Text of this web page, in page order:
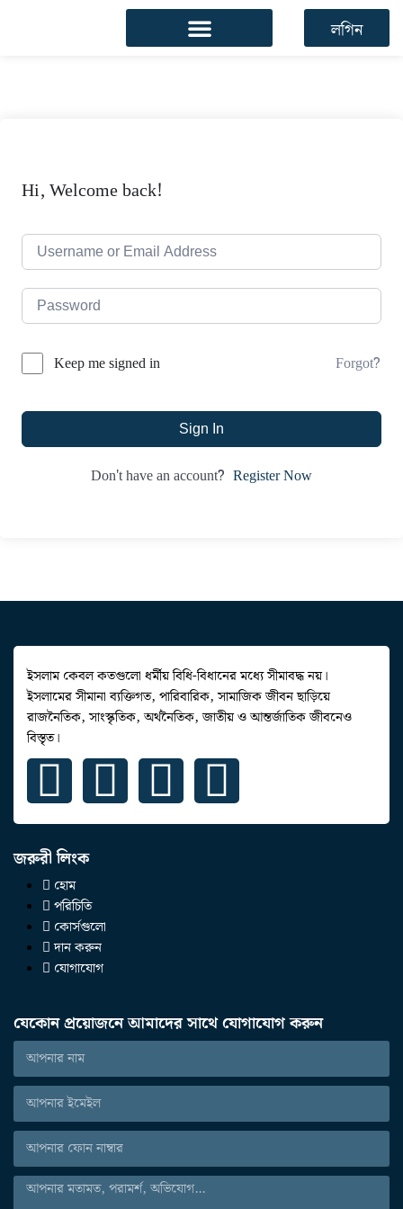
লগিন
Hi, Welcome back!
Keep me signed in Forgot?
Sign In
Don't have an account? Register Now
ইসলাম কেবল কতগুলো ধর্মীয় বিধি-বিধানের মধ্যে সীমাবদ্ধ নয়।
ইসলামের সীমানা ব্যক্তিগত, পারিবারিক, সামাজিক জীবন ছাড়িয়ে
রাজনৈতিক, সাংস্কৃতিক, অর্থনৈতিক, জাতীয় ও আন্তর্জাতিক জীবনেও
বিস্তৃত।
জরুরী লিংক
হোম
পরিচিতি
কোর্সগুলো
দান করুন
যোগাযোগ
যেকোন প্রয়োজনে আমাদের সাথে যোগাযোগ করুন